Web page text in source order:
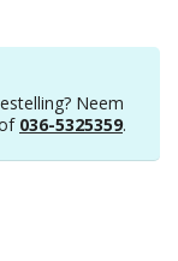
Neem
036-5325359.